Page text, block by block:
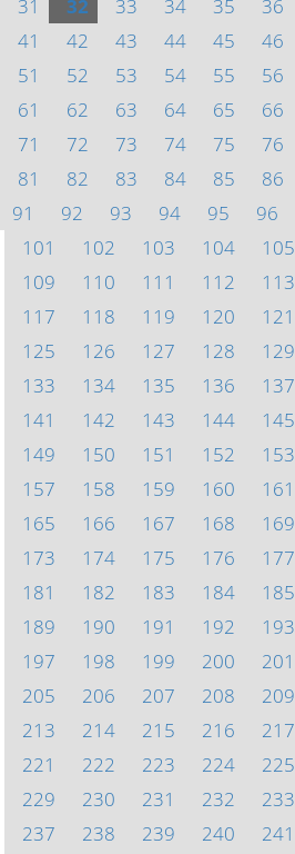
31
32 33 34 35 36
41
42 43 44 45 46
51
52 53 54 55 56
61
62 63 64 65 66
71
72 73 74 75 76
81
82 83 84 85 86
91
92 93 94 95 96
101
102 103 104 105
109
110 111 112 113
117
118 119 120 121
125
126 127 128 129
133
134 135 136 137
141
142 143 144 145
149
150 151 152 153
157
158 159 160 161
165
166 167 168 169
173
174 175 176 177
181
182 183 184 185
189
190 191 192 193
197
198 199 200 201
205
206 207 208 209
213
214 215 216 217
221
222 223 224 225
229
230 231 232 233
237
238 239 240 241